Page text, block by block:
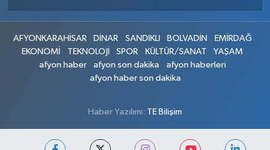
AFYONKARAHİSAR DİNAR SANDIKLI BOLVADİN
EMİRDAĞ
EKONOMİ
TEKNOLOJİ SPOR KÜLTÜR/SANAT
YAŞAM
afyon haber
afyon son dakika
afyon haberleri
afyon haber son dakika
Haber Yazılımı: TE Bilişim